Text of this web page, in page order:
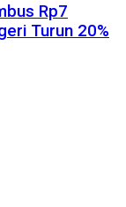
Rp7
Turun 20%